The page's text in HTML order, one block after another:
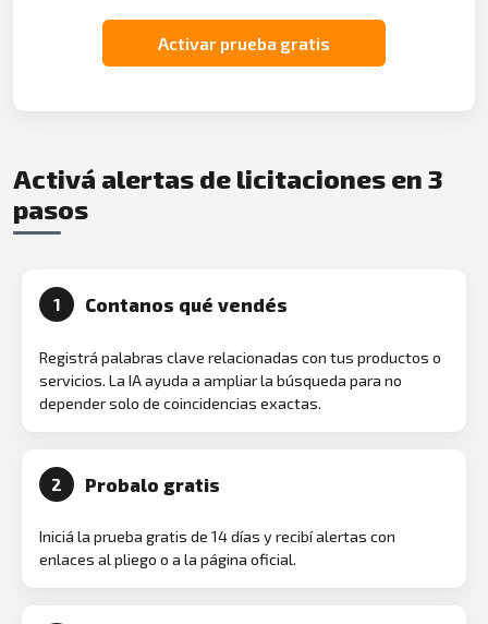
Activar prueba gratis
Activá alertas de licitaciones en 3
pasos
1 Contanos qué vendés
Registrá palabras clave relacionadas con tus productos o
servicios. La IA ayuda a ampliar la búsqueda para no
depender solo de coincidencias exactas.
2 Probalo gratis
Iniciá la prueba gratis de 14 días y recibí alertas con
enlaces al pliego o a la página oficial.